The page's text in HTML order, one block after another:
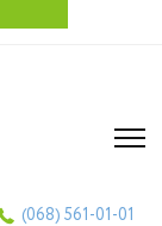
(068) 561-01-01